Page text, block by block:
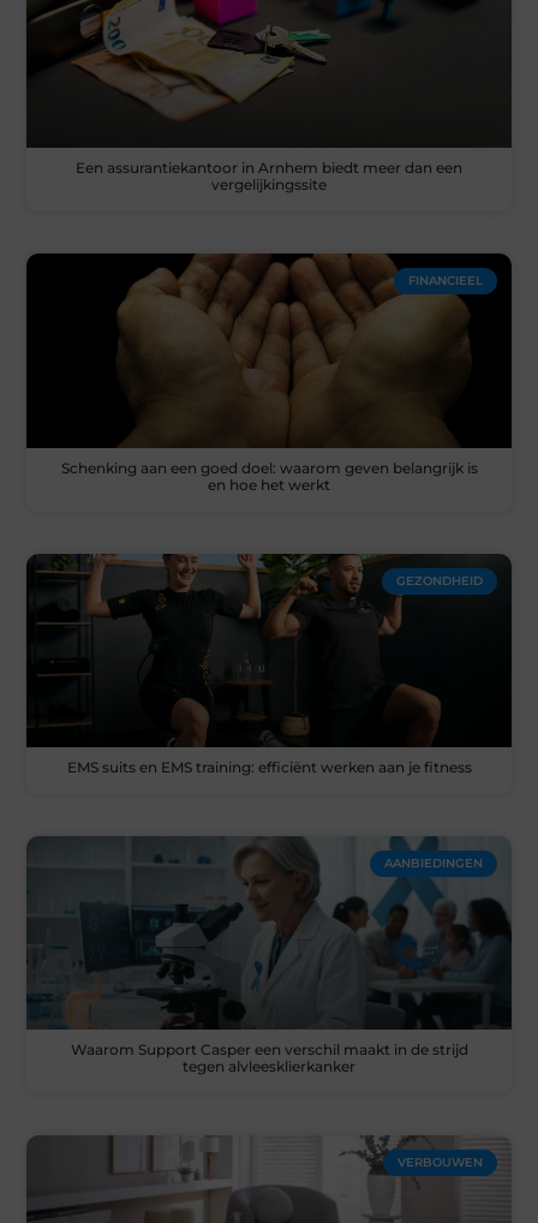
Een assurantiekantoor in Arnhem biedt meer dan een
vergelijkingssite
FINANCIEEL
Schenking aan een goed doel: waarom geven belangrijk is
en hoe het werkt
GEZONDHEID
EMS suits en EMS training: efficiënt werken aan je fitness
AANBIEDINGEN
Waarom Support Casper een verschil maakt in de strijd
tegen alvleesklierkanker
VERBOUWEN